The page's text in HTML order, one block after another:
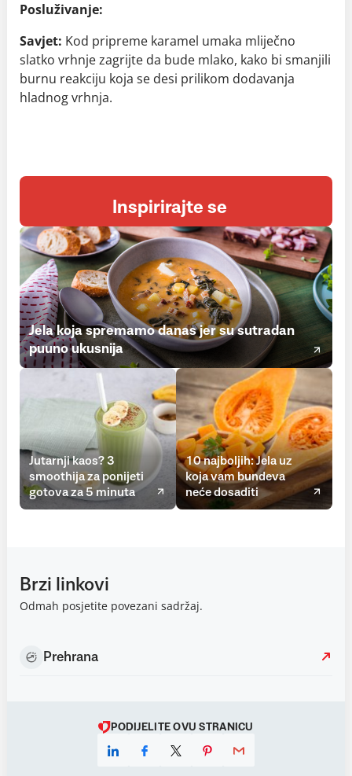
Posluživanje:
Savjet: Kod pripreme karamel umaka mliječno
slatko vrhnje zagrijte da bude mlako, kako bi smanjili
burnu reakciju koja se desi prilikom dodavanja
hladnog vrhnja.
Inspirirajte se
Jela koja spremamo danas jer su sutradan
puuno ukusnija
Jutarnji kaos? 3
smoothija za ponijeti
gotova za 5 minuta
10 najboljih: Jela uz
koja vam bundeva
neće dosaditi
Brzi linkovi
Odmah posjetite povezani sadržaj.
Prehrana
PODIJELITE OVU STRANICU